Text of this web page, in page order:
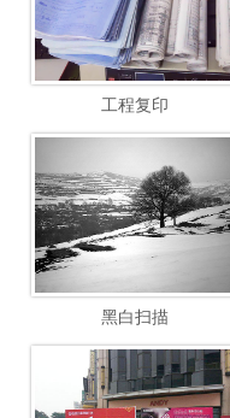
工程复印
黑白扫描